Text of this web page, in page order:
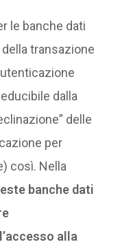
le banche dati
transazione
dalla
delle
per
così. Nella
banche dati
alla